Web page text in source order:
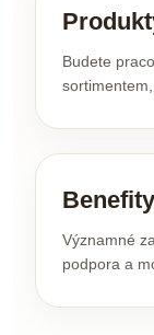
Budete
Významné
podpora a